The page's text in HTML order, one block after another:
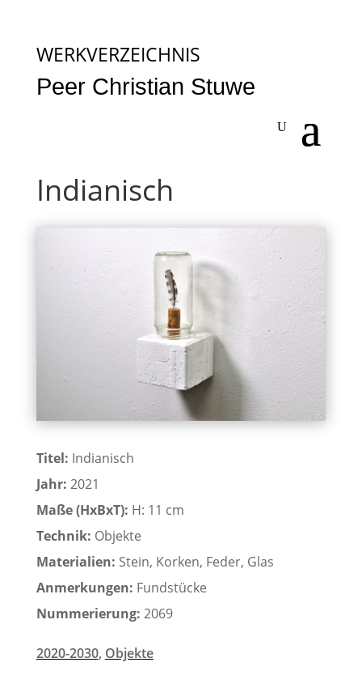
WERKVERZEICHNIS
Peer Christian Stuwe
Indianisch
Titel: Indianisch
Jahr: 2021
Maße (HxBxT): H: 11 cm
Technik: Objekte
Materialien: Stein, Korken, Feder, Glas
Anmerkungen: Fundstücke
Nummerierung: 2069
2020-2030, Objekte